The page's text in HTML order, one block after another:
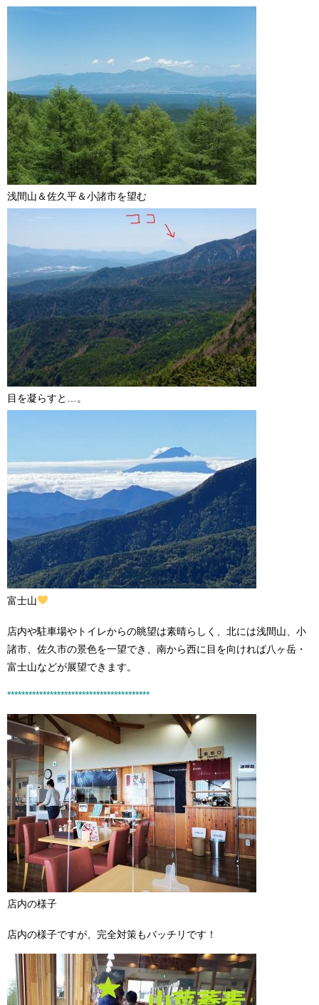
浅間山＆佐久平＆小諸市を望む
目を凝らすと…。
富士山
店内や駐車場やトイレからの眺望は素晴らしく、北には浅間山、小
諸市、佐久市の景色を一望でき、南から西に目を向ければ八ヶ岳・
富士山などが展望できます。
****************************************
店内の様子
店内の様子ですが、完全対策もバッチリです！